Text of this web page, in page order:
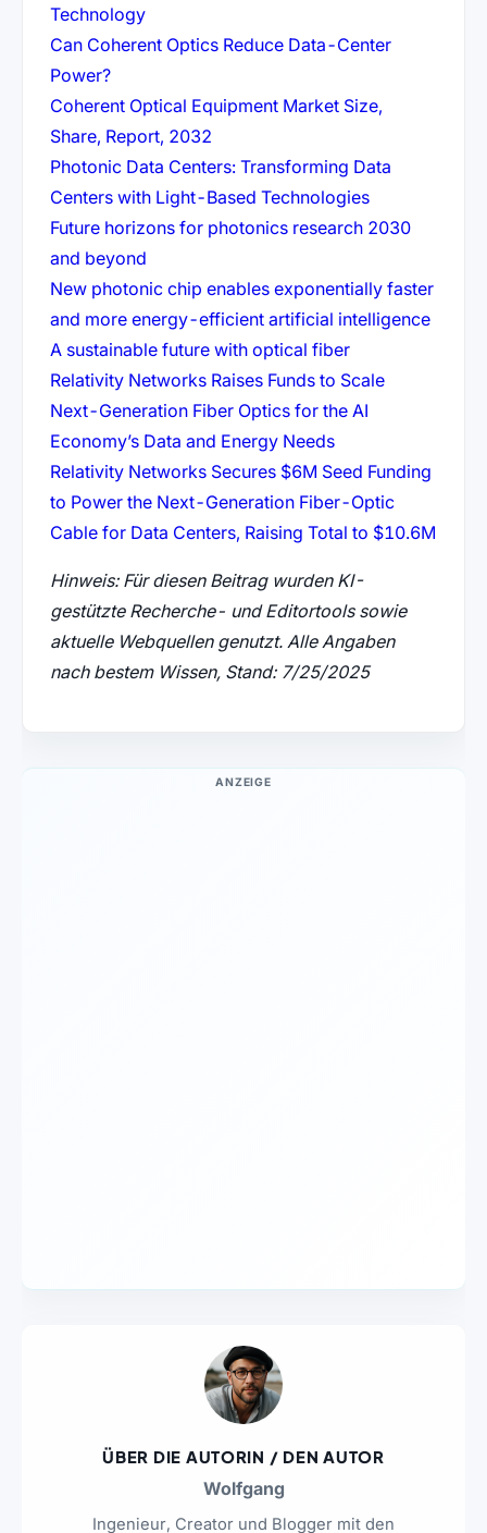
Technology(öffnet in neuem Tab)
Can Coherent Optics Reduce Data-Center
Power?(öffnet in neuem Tab)
Coherent Optical Equipment Market Size,
Share, Report, 2032(öffnet in neuem Tab)
Photonic Data Centers: Transforming Data
Centers with Light-Based Technologies(öffnet in
Future horizons for photonics research 2030
and beyond(öffnet in neuem Tab)
New photonic chip enables exponentially faster
and more energy-efficient artificial intelligence(öffnet
A sustainable future with optical fiber(öffnet in neuem
Relativity Networks Raises Funds to Scale
Next-Generation Fiber Optics for the AI
Economy’s Data and Energy Needs(öffnet in neuem
Relativity Networks Secures $6M Seed Funding
to Power the Next-Generation Fiber-Optic
Cable for Data Centers, Raising Total to $10.6M
Hinweis: Für diesen Beitrag wurden KI-
gestützte Recherche- und Editortools sowie
aktuelle Webquellen genutzt. Alle Angaben
nach bestem Wissen, Stand: 7/25/2025
ANZEIGE
ÜBER DIE AUTORIN / DEN AUTOR
Wolfgang
Ingenieur, Creator und Blogger mit den